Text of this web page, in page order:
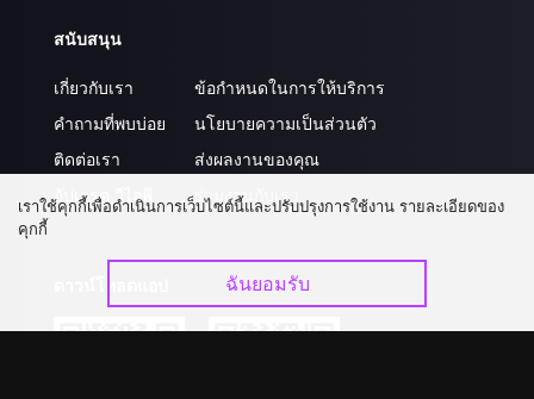
สนับสนุน
เกี่ยวกับเรา
คำถามที่พบบ่อย
ติดต่อเรา
อัปเกรด วีไอพี
ข้อกำหนดในการให้บริการ
นโยบายความเป็นส่วนตัว
ส่งผลงานของคุณ
ร่วมงานกับเรา
เราใช้คุกกี้เพื่อดำเนินการเว็บไซต์นี้และปรับปรุงการใช้งาน รายละเอียดของ
คุกกี้
ฉันยอมรับ